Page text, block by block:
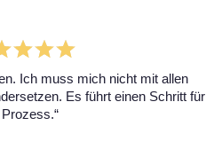
Ich muss mich nicht mit allen
Es führt einen Schritt für